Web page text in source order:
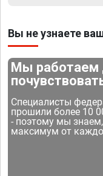
Вы не узнаете
Мы работаем
Специалисты
прошили более 10
- поэтому мы
максимум от